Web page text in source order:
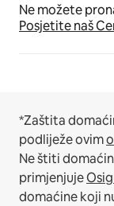
Ne možete
Posjetite naš
*Zaštita
podliježe ovim
Ne štiti
primjenjuje
domaćine koji